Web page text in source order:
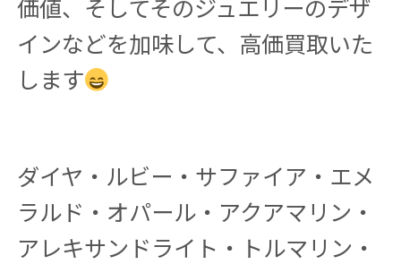
価値、そしてそのジュエリーのデザ
インなどを加味して、高価買取いた
します
ダイヤ・ルビー・サファイア・エメ
ラルド・オパール・アクアマリン・
アレキサンドライト・トルマリン・